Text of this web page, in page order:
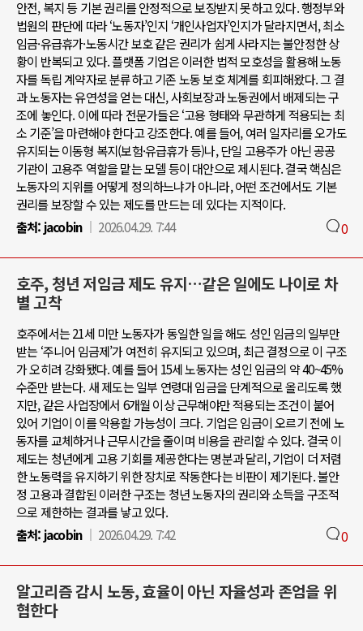
안전, 복지 등 기본 권리를 안정적으로 보장받지 못하고 있다. 행정부와
법원의 판단에 따라 ‘노동자’인지 ‘개인사업자’인지가 달라지면서, 최소
임금·유급휴가·노동시간 보호 같은 권리가 쉽게 사라지는 불안정한 상
황이 반복되고 있다. 플랫폼 기업은 이러한 법적 모호성을 활용해 노동
자를 독립 계약자로 분류하고 기존 노동 보호 체계를 회피해왔다. 그 결
과 노동자는 유연성을 얻는 대신, 사회보장과 노동권에서 배제되는 구
조에 놓인다. 이에 따라 전문가들은 ‘고용 형태와 무관하게 적용되는 최
소 기준’을 마련해야 한다고 강조한다. 예를 들어, 여러 일자리를 오가도
유지되는 이동형 복지(보험·유급휴가 등)나, 단일 고용주가 아닌 공공
기관이 고용주 역할을 맡는 모델 등이 대안으로 제시된다. 결국 핵심은
노동자의 지위를 어떻게 정의하느냐가 아니라, 어떤 조건에서도 기본
권리를 보장할 수 있는 제도를 만드는 데 있다는 지적이다.
출처: jacobin 2026.04.29. 7:44 0
호주, 청년 저임금 제도 유지…같은 일에도 나이로 차
별 고착
호주에서는 21세 미만 노동자가 동일한 일을 해도 성인 임금의 일부만
받는 ‘주니어 임금제’가 여전히 유지되고 있으며, 최근 결정으로 이 구조
가 오히려 강화됐다. 예를 들어 15세 노동자는 성인 임금의 약 40~45%
수준만 받는다. 새 제도는 일부 연령대 임금을 단계적으로 올리도록 했
지만, 같은 사업장에서 6개월 이상 근무해야만 적용되는 조건이 붙어
있어 기업이 이를 악용할 가능성이 크다. 기업은 임금이 오르기 전에 노
동자를 교체하거나 근무시간을 줄이며 비용을 관리할 수 있다. 결국 이
제도는 청년에게 고용 기회를 제공한다는 명분과 달리, 기업이 더 저렴
한 노동력을 유지하기 위한 장치로 작동한다는 비판이 제기된다. 불안
정 고용과 결합된 이러한 구조는 청년 노동자의 권리와 소득을 구조적
으로 제한하는 결과를 낳고 있다.
출처: jacobin 2026.04.29. 7:42 0
알고리즘 감시 노동, 효율이 아닌 자율성과 존엄을 위
협한다